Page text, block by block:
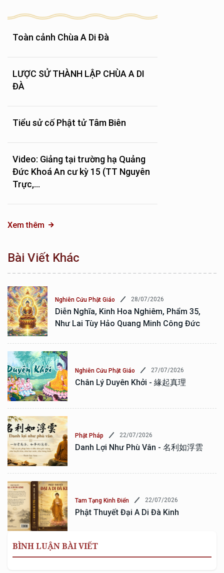
Toàn cảnh Chùa A Di Đà
LƯỢC SỬ THÀNH LẬP CHÙA A DI
ĐÀ
Tiểu sử cố Phật tử Tâm Biên
Video: Giảng tại trường hạ Quảng
Đức Khoá An cư kỳ 15 (TT Nguyên
Trực,...
Xem thêm
Bài Viết Khác
Nghiên Cứu Phật Giáo 28/07/2026
Diễn Nghĩa, Kinh Hoa Nghiêm, Phẩm 35,
Như Lai Tùy Hảo Quang Minh Công Đức
Nghiên Cứu Phật Giáo 27/07/2026
Chân Lý Duyên Khởi - 緣起真理
Phật Pháp 22/07/2026
Danh Lợi Như Phù Vân - 名利如浮雲
Tam Tạng Kinh Điển 22/07/2026
Phật Thuyết Đại A Di Đà Kinh
BÌNH LUẬN BÀI VIẾT